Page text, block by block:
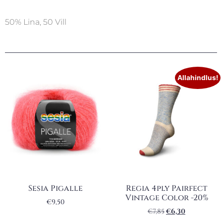
50% Lina, 50 Vill
Sesia Pigalle
€9,50
Allahindlus!
Regia 4ply Pairfect
Vintage Color -20%
€7,85€6,30